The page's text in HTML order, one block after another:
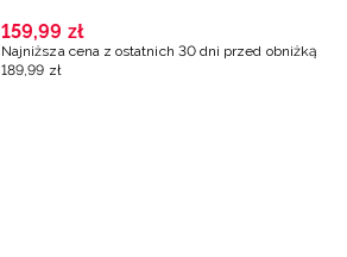
159,99 zł
Najniższa cena z ostatnich 30 dni przed obniżką
189 ,99 zł